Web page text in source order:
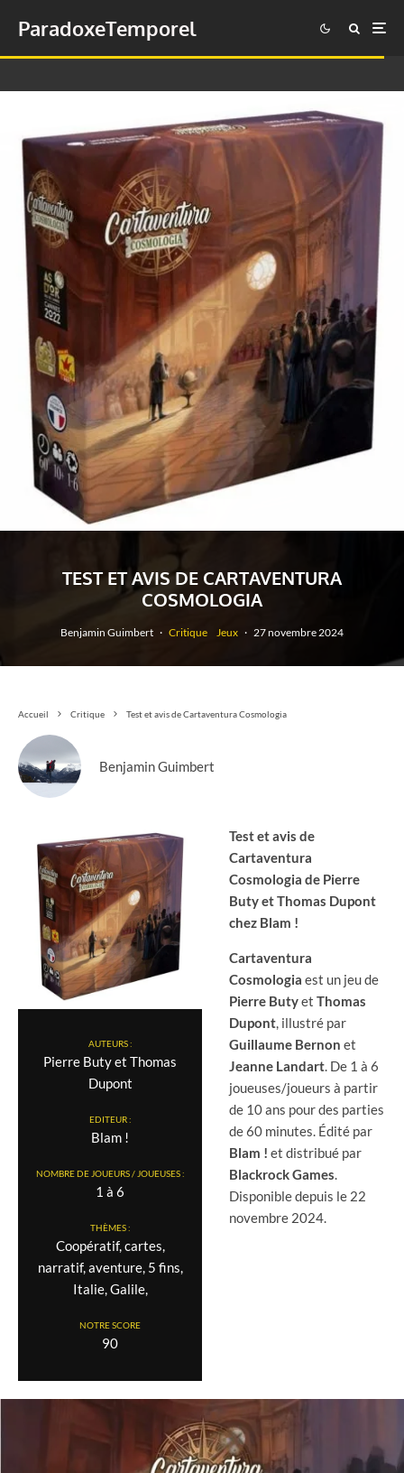
ParadoxeTemporel
TEST ET AVIS DE CARTAVENTURA
COSMOLOGIA
Benjamin Guimbert · Critique Jeux · 27 novembre 2024
Accueil Critique Test et avis de Cartaventura Cosmologia
Benjamin Guimbert
AUTEURS :
Pierre Buty et Thomas
Dupont
EDITEUR :
Blam !
NOMBRE DE JOUEURS / JOUEUSES :
1 à 6
THÈMES :
Coopératif, cartes,
narratif, aventure, 5 fins,
Italie, Galile,
NOTRE SCORE
90
Test et avis de
Cartaventura
Cosmologia de Pierre
Buty et Thomas Dupont
chez Blam !
Cartaventura
Cosmologia est un jeu de
Pierre Butyet Thomas
Dupont, illustré par
Guillaume Bernon et
Jeanne Landart. De 1 à 6
joueuses/joueurs à partir
de 10 ans pour des parties
de 60 minutes. Édité par
Blam ! et distribué par
Blackrock Games.
Disponible depuis le 22
novembre 2024.